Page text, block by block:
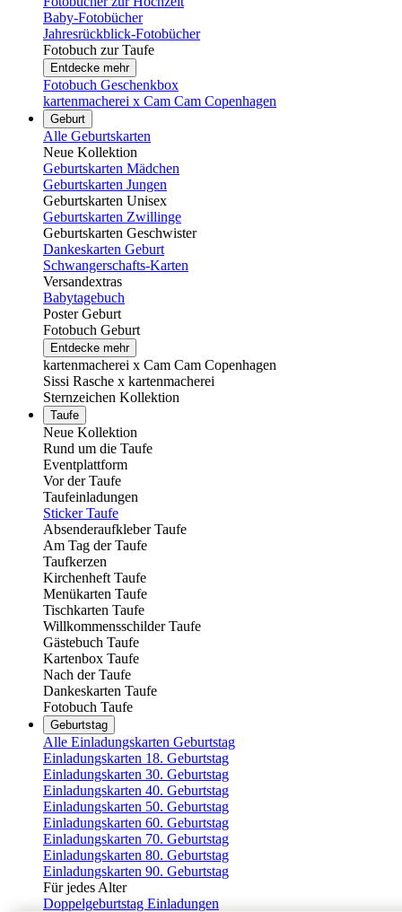
Baby-Fotobücher
Jahresrückblick-Fotobücher
Fotobuch zur Taufe
Entdecke mehr
Fotobuch Geschenkbox
kartenmacherei x Cam Cam Copenhagen
Geburt
Alle Geburtskarten
Neue Kollektion
Geburtskarten Mädchen
Geburtskarten Jungen
Geburtskarten Unisex
Geburtskarten Zwillinge
Geburtskarten Geschwister
Dankeskarten Geburt
Schwangerschafts-Karten
Versandextras
Babytagebuch
Poster Geburt
Fotobuch Geburt
Entdecke mehr
kartenmacherei x Cam Cam Copenhagen
Sissi Rasche x kartenmacherei
Sternzeichen Kollektion
Taufe
Neue Kollektion
Rund um die Taufe
Eventplattform
Vor der Taufe
Taufeinladungen
Sticker Taufe
Absenderaufkleber Taufe
Am Tag der Taufe
Taufkerzen
Kirchenheft Taufe
Menükarten Taufe
Tischkarten Taufe
Willkommensschilder Taufe
Gästebuch Taufe
Kartenbox Taufe
Nach der Taufe
Dankeskarten Taufe
Fotobuch Taufe
Geburtstag
Alle Einladungskarten Geburtstag
Einladungskarten 18. Geburtstag
Einladungskarten 30. Geburtstag
Einladungskarten 40. Geburtstag
Einladungskarten 50. Geburtstag
Einladungskarten 60. Geburtstag
Einladungskarten 70. Geburtstag
Einladungskarten 80. Geburtstag
Einladungskarten 90. Geburtstag
Für jedes Alter
Doppelgeburtstag Einladungen